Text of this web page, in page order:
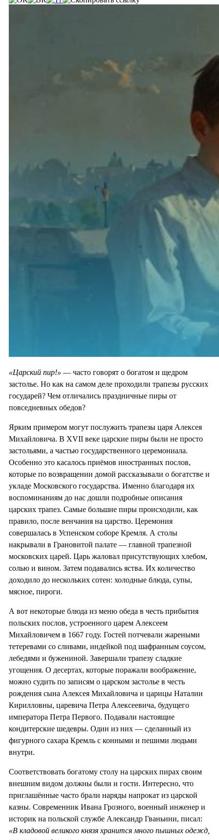
«Царский пир!» — часто говорят о богатом и щедром
застолье. Но как на самом деле проходили трапезы русских
государей? Чем отличались праздничные пиры от
повседневных обедов?
Ярким примером могут послужить трапезы царя Алексея
Михайловича. В XVII веке царские пиры были не просто
застольями, а частью государственного церемониала.
Особенно это касалось приёмов иностранных послов,
которые по возвращении домой рассказывали о богатстве и
укладе Московского государства. Именно благодаря их
воспоминаниям до нас дошли подробные описания
царских трапез. Самые большие пиры происходили, как
правило, после венчания на царство. Церемония
совершалась в Успенском соборе Кремля. А столы
накрывали в Грановитой палате — главной трапезной
московских царей. Царь жаловал присутствующих хлебом,
солью и вином. Затем подавались яства. Их количество
доходило до нескольких сотен: холодные блюда, супы,
мясное, пироги.
А вот некоторые блюда из меню обеда в честь прибытия
польских послов, устроенного царем Алексеем
Михайловичем в 1667 году. Гостей потчевали жареными
тетеревами со сливами, индейкой под шафранным соусом,
лебедями и бужениной. Завершали трапезу сладкие
угощения. О десертах, которые поражали воображение,
можно судить по записям о царском застолье в честь
рождения сына Алексея Михайловича и царицы Наталии
Кирилловны, царевича Петра Алексеевича, будущего
императора Петра Первого. Подавали настоящие
кондитерские шедевры. Один из них — сделанный из
фигурного сахара Кремль с конными и пешими людьми
внутри.
Соответствовать богатому столу на царских пирах своим
внешним видом должны были и гости. Интересно, что
приглашённые часто брали наряды напрокат из царской
казны. Современник Ивана Грозного, военный инженер и
историк на польской службе Александр Гваньини, писал:
«В кладовой великого князя хранится много пышных одежд,